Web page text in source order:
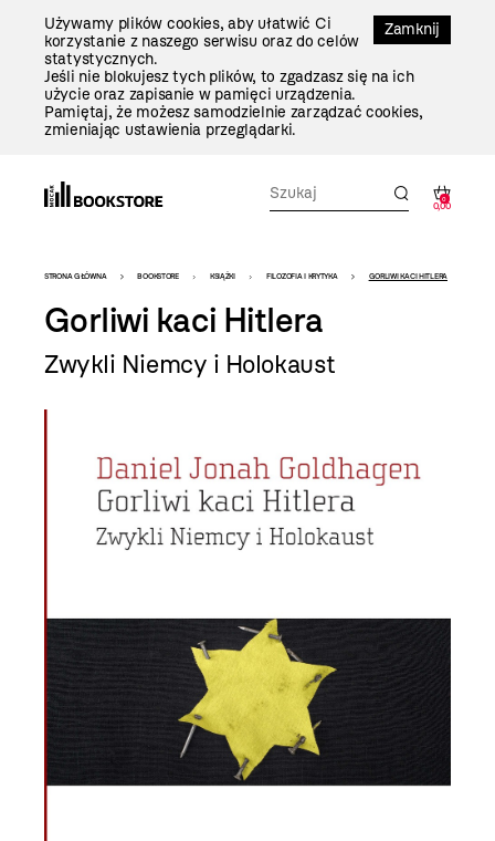
Zamknij
Używamy plików cookies, aby ułatwić Ci
korzystanie z naszego serwisu oraz do celów
statystycznych.
Jeśli nie blokujesz tych plików, to zgadzasz się na ich
użycie oraz zapisanie w pamięci urządzenia.
Pamiętaj, że możesz samodzielnie zarządzać cookies,
zmieniając ustawienia przeglądarki.
0
0,00
Bookstore
-
szablon
szczegóły
STRONA GŁÓWNA BOOKSTORE KSIĄŻKI FILOZOFIA I KRYTYKA GORLIWI KACI HITLERA
Gorliwi kaci Hitlera
Zwykli Niemcy i Holokaust